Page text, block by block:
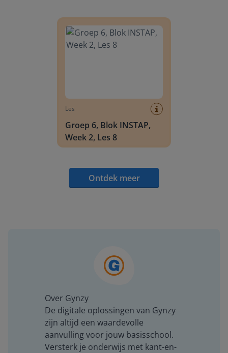
Les
Groep 6, Blok INSTAP,
Week 2, Les 8
Ontdek meer
Over Gynzy
De digitale oplossingen van Gynzy
zijn altijd een waardevolle
aanvulling voor jouw basisschool.
Versterk je onderwijs met kant-en-